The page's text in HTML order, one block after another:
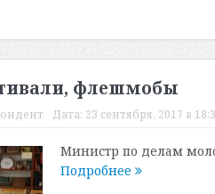
флешмобы
Дата: 23 сентября, 2017 в
Министр по делам
Подробнее